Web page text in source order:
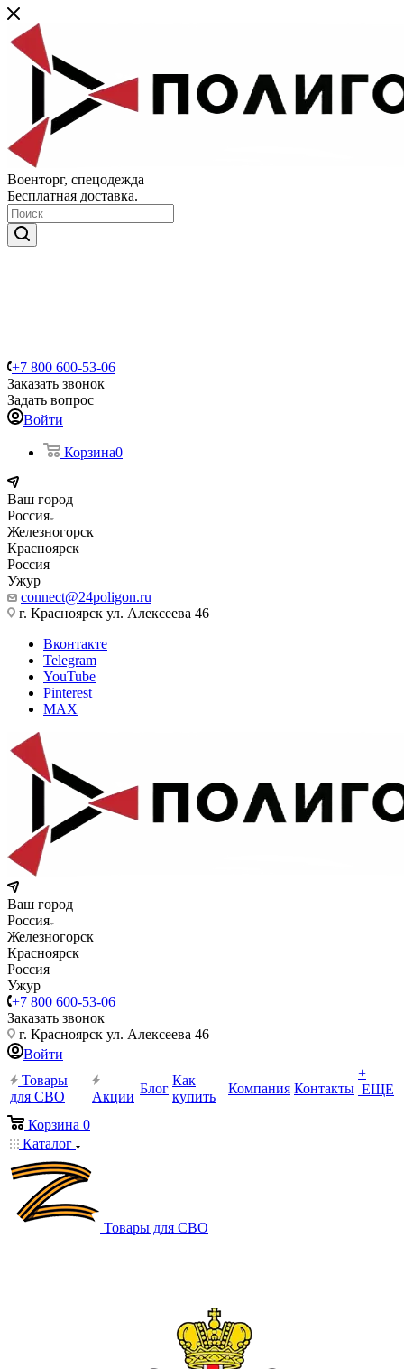
Военторг, спецодежда
Бесплатная доставка.
+7 800 600-53-06
Заказать звонок
Задать вопрос
Войти
Корзина0
Ваш город
Россия
Железногорск
Красноярск
Россия
Ужур
connect@24poligon.ru
г. Красноярск ул. Алексеева 46
Вконтакте
Telegram
YouTube
Pinterest
MAX
Ваш город
Россия
Железногорск
Красноярск
Россия
Ужур
+7 800 600-53-06
Заказать звонок
г. Красноярск ул. Алексеева 46
Войти
Товары
для СВО
Акции
Блог
Как
купить
Компания Контакты
+
ЕЩЕ
Корзина 0
Каталог
Товары для СВО